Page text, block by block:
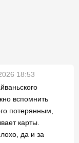
18:53
вспомнить
потерянным,
карты.
да и за